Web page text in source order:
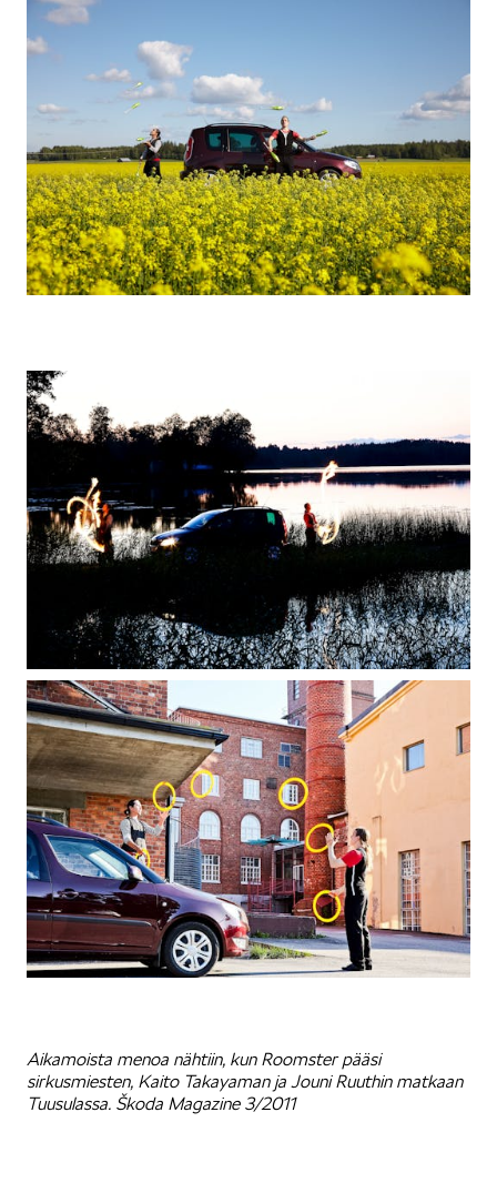
VASTUULLISUUS
ŠKODA 130 VUOTTA
ŠKODA MEDIASSA
SPONSOROINTI & YHTEISTYÖ
KLASSIKOT
RALLI
Mallit
Aikamoista menoa nähtiin, kun Roomster pääsi
sirkusmiesten, Kaito Takayaman ja Jouni Ruuthin matkaan
Tuusulassa. Škoda Magazine 3/2011